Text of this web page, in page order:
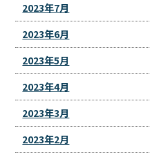
2023年7月
2023年6月
2023年5月
2023年4月
2023年3月
2023年2月